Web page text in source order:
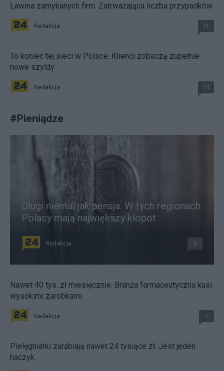
Lawina zamykanych firm. Zatrważająca liczba przypadków
Redakcja 31
To koniec tej sieci w Polsce. Klienci zobaczą zupełnie
nowe szyldy
Redakcja 14
#Pieniądze
Długi niemal jak pensja. W tych regionach
Polacy mają największy kłopot
Redakcja 5
Nawet 40 tys. zł miesięcznie. Branża farmaceutyczna kusi
wysokimi zarobkami
Redakcja 7
Pielęgniarki zarabiają nawet 24 tysiące zł. Jest jeden
haczyk